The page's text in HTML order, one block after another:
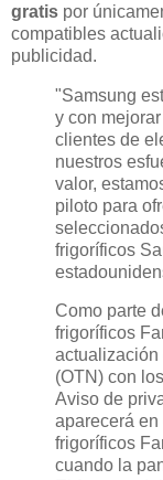
gratis por
compatibles
publicidad.
"Samsung
y con
clientes de
nuestros
valor,
piloto para
frigoríficos
Como parte
frigoríficos
actualización
(OTN) con
Aviso de
aparecerá
frigoríficos
cuando la